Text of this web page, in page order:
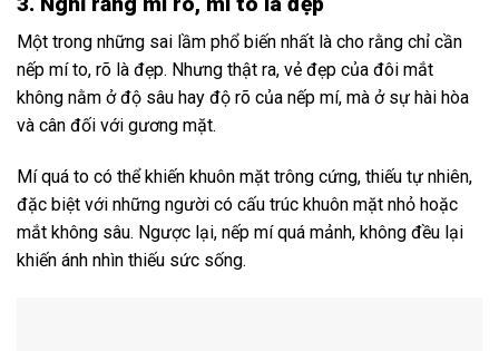
Một trong những sai lầm phổ biến nhất là cho rằng chỉ cần
nếp mí to, rõ là đẹp. Nhưng thật ra, vẻ đẹp của đôi mắt
không nằm ở độ sâu hay độ rõ của nếp mí, mà ở sự hài hòa
và cân đối với gương mặt.
Mí quá to có thể khiến khuôn mặt trông cứng, thiếu tự nhiên,
đặc biệt với những người có cấu trúc khuôn mặt nhỏ hoặc
mắt không sâu. Ngược lại, nếp mí quá mảnh, không đều lại
khiến ánh nhìn thiếu sức sống.